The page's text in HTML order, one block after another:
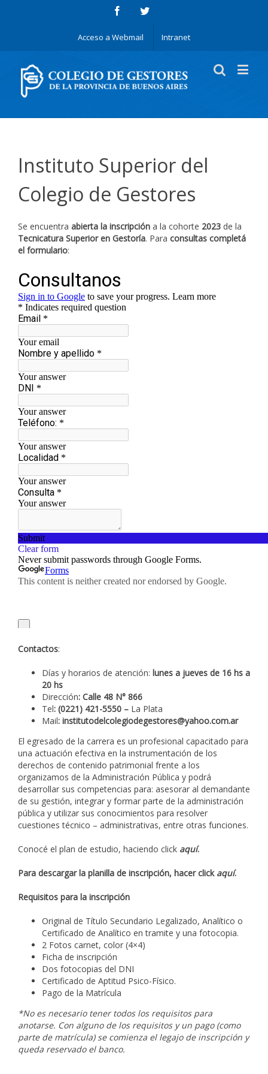
Acceso a Webmail Intranet
Instituto Superior del
Colegio de Gestores
Se encuentra abierta la inscripción a la cohorte 2023 de la
Tecnicatura Superior en Gestoría. Para consultas completá
el formulario:
Contactos:
Días y horarios de atención: lunes a jueves de 16 hs a
20 hs
Dirección: Calle 48 N° 866
Tel: (0221) 421-5550 – La Plata
Mail: institutodelcolegiodegestores@yahoo.com.ar
El egresado de la carrera es un profesional capacitado para
una actuación efectiva en la instrumentación de los
derechos de contenido patrimonial frente a los
organizamos de la Administración Pública y podrá
desarrollar sus competencias para: asesorar al demandante
de su gestión, integrar y formar parte de la administración
pública y utilizar sus conocimientos para resolver
cuestiones técnico – administrativas, entre otras funciones.
Conocé el plan de estudio, haciendo click aquí.
Para descargar la planilla de inscripción, hacer click aquí.
Requisitos para la inscripción
Original de Título Secundario Legalizado, Analítico o
Certificado de Analítico en tramite y una fotocopia.
2 Fotos carnet, color (4×4)
Ficha de inscripción
Dos fotocopias del DNI
Certificado de Aptitud Psico-Físico.
Pago de la Matrícula
*No es necesario tener todos los requisitos para
anotarse. Con alguno de los requisitos y un pago (como
parte de matrícula) se comienza el legajo de inscripción y
queda reservado el banco.